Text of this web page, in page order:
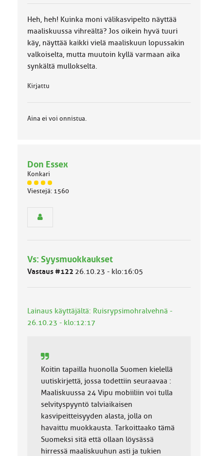
k
k
a
Heh, heh! Kuinka moni välikasvipelto näyttää
maaliskuussa vihreältä? Jos oikein hyvä tuuri
käy, näyttää kaikki vielä maaliskuun lopussakin
valkoiselta, mutta muutoin kyllä varmaan aika
synkältä mullokselta.
Kirjattu
Aina ei voi onnistua.
Don Essex
Konkari
J
ä
m
ä
k
a
Viestejä: 1560
Vs: Syysmuokkaukset
Vastaus #122 26.10.23 - klo:16:05
Lainaus käyttäjältä: Ruisrypsimohralvehnä -
26.10.23 - klo:12:17
Koitin tapailla huonolla Suomen kielellä
uutiskirjettä, jossa todettiin seuraavaa :
Maaliskuussa 24 Vipu mobiiliin voi tulla
selvityspyyntö talviaikaisen
kasvipeitteisyyden alasta, jolla on
havaittu muokkausta. Tarkoittaako tämä
Suomeksi sitä että ollaan löysässä
hirressä maaliskuuhun asti ja tukien